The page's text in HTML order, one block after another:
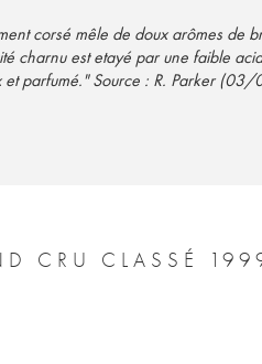
corsé mêle de doux arômes de
charnu est etayé par une faible
et parfumé." Source : R. Parker (03/
CRU CLASSÉ